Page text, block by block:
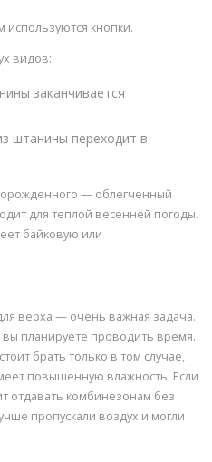
используются кнопки.
видов:
заканчивается
штанины переходит в
— облегченный
для теплой весенней погоды.
байковую или
верха — очень важная задача.
планируете проводить время.
брать только в том случае,
повышенную влажность. Если
отдавать комбинезонам без
пропускали воздух и могли